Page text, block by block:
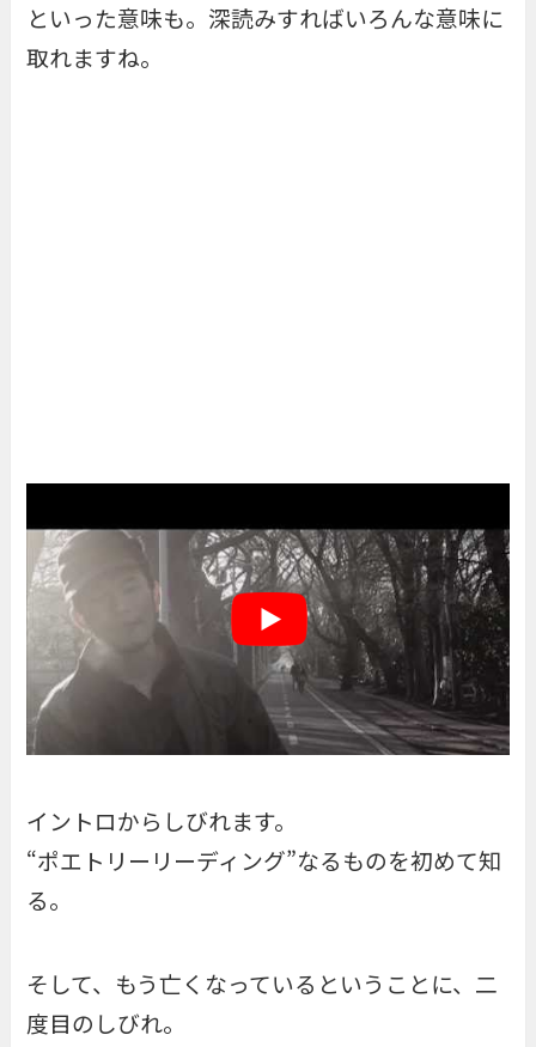
といった意味も。深読みすればいろんな意味に
取れますね。
イントロからしびれます。
“ポエトリーリーディング”なるものを初めて知
る。
そして、もう亡くなっているということに、二
度目のしびれ。